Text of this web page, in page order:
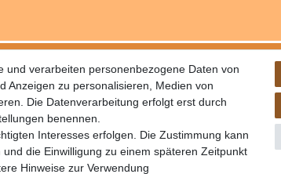
und verarbeiten personenbezogene Daten von
Anzeigen zu personalisieren, Medien von
Die Datenverarbeitung erfolgt erst durch
benennen.
Interesses erfolgen. Die Zustimmung kann
die Einwilligung zu einem späteren Zeitpunkt
Hinweise zur Verwendung